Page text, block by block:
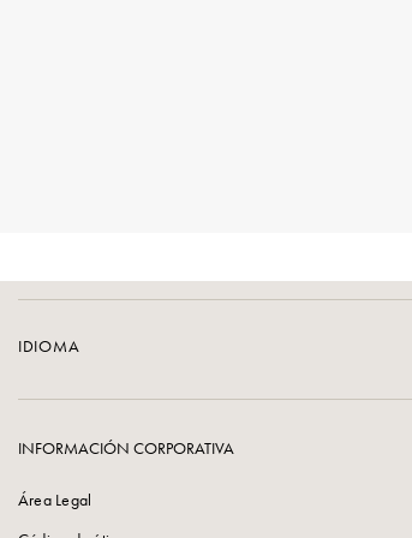
IDIOMA
INFORMACIÓN CORPORATIVA
Área Legal